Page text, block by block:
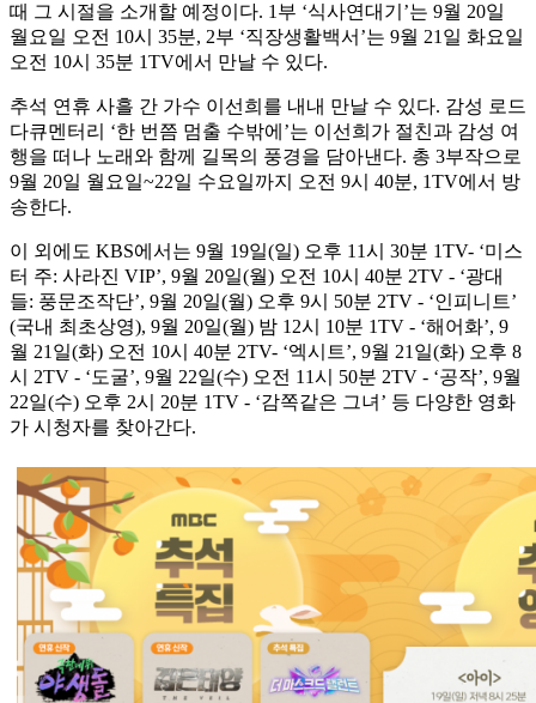
때 그 시절을 소개할 예정이다. 1부 ‘식사연대기’는 9월 20일
월요일 오전 10시 35분, 2부 ‘직장생활백서’는 9월 21일 화요일
오전 10시 35분 1TV에서 만날 수 있다.
추석 연휴 사흘 간 가수 이선희를 내내 만날 수 있다. 감성 로드
다큐멘터리 ‘한 번쯤 멈출 수밖에’는 이선희가 절친과 감성 여
행을 떠나 노래와 함께 길목의 풍경을 담아낸다. 총 3부작으로
9월 20일 월요일~22일 수요일까지 오전 9시 40분, 1TV에서 방
송한다.
이 외에도 KBS에서는 9월 19일(일) 오후 11시 30분 1TV- ‘미스
터 주: 사라진 VIP’, 9월 20일(월) 오전 10시 40분 2TV - ‘광대
들: 풍문조작단’, 9월 20일(월) 오후 9시 50분 2TV - ‘인피니트’
(국내 최초상영), 9월 20일(월) 밤 12시 10분 1TV - ‘해어화’, 9
월 21일(화) 오전 10시 40분 2TV- ‘엑시트’, 9월 21일(화) 오후 8
시 2TV - ‘도굴’, 9월 22일(수) 오전 11시 50분 2TV - ‘공작’, 9월
22일(수) 오후 2시 20분 1TV - ‘감쪽같은 그녀’ 등 다양한 영화
가 시청자를 찾아간다.